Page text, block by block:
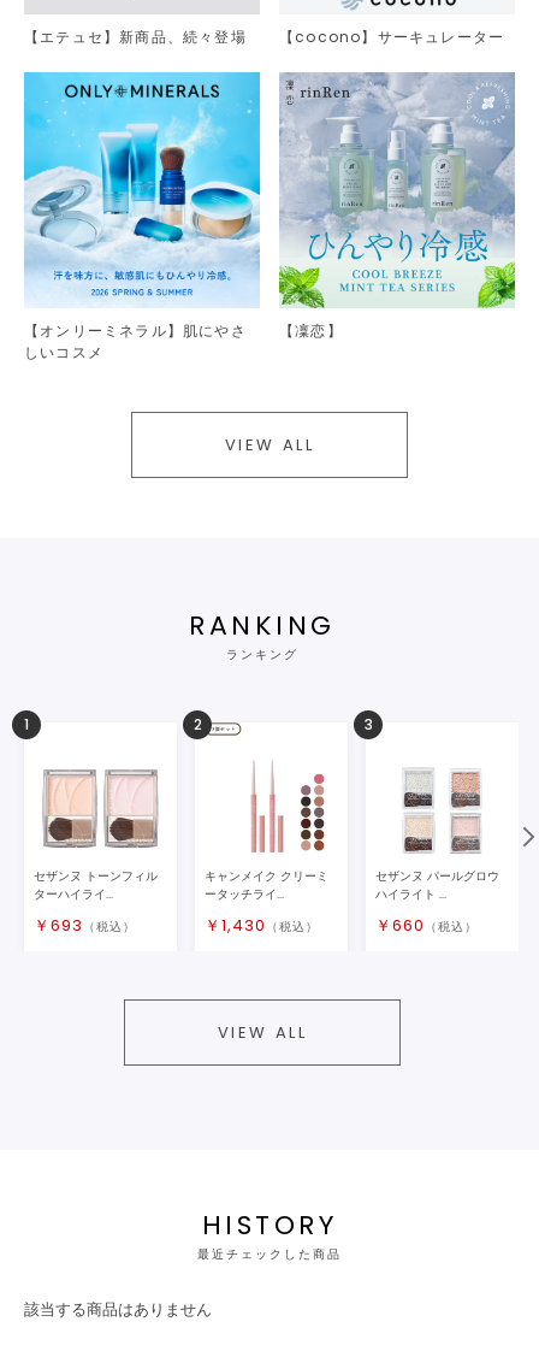
【エテュセ】新商品、続々登場 【cocono】サーキュレーター
【オンリーミネラル】肌にやさ
しいコスメ
【凜恋】
VIEW ALL
RANKING
ランキング
1
セザンヌ トーンフィル
ターハイライ...
￥ 693 （税込）
2
キャンメイク クリーミ
ータッチライ...
￥ 1,430 （税込）
3
セザンヌ パールグロウ
ハイライト ...
￥ 660 （税込）
VIEW ALL
HISTORY
最近チェックした商品
該当する商品はありません